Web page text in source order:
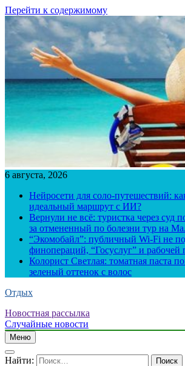
Перейти к содержимому
6 августа, 2026
Нейросети для соло-путешествий:
идеальный маршрут с ИИ?
Вернули не всё: туристка через суд
за отмененный по болезни тур на
“Экомобайл”: публичный Wi-Fi не
финопераций, “Госуслуг” и рабочей
Колорист Светлая: томатная паста
зеленый оттенок с волос
Отдых
Новостная рассылка
Случайные новости
Меню
Найти: